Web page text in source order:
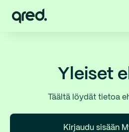
Yleiset
Täältä löydät tietoa
Kirjaudu sisään